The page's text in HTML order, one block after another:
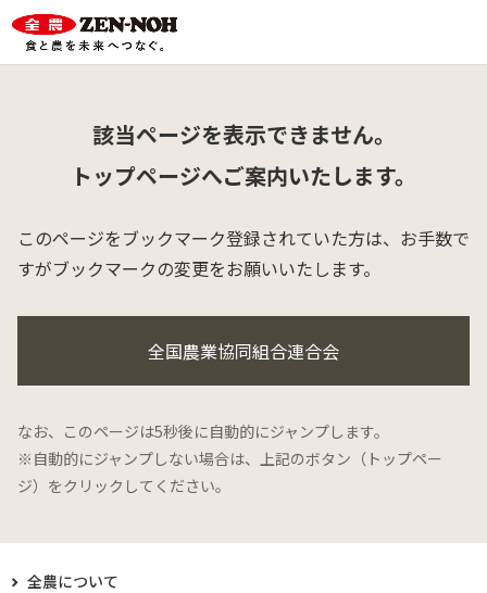
該当ページを表示できません。
トップページへご案内いたします。
このページをブックマーク登録されていた方は、 お手数で
すがブックマークの変更をお願いいたします。
全国農業協同組合連合会
なお、このページは5秒後に自動的にジャンプします。
※自動的にジャンプしない場合は、上記のボタン（トップペー
ジ）をクリックしてください。
全農について